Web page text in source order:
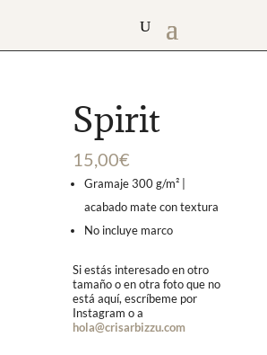
Spirit
15,00€
Gramaje 300 g/m² |
acabado mate con textura
No incluye marco
Si estás interesado en otro
tamaño o en otra foto que no
está aquí, escríbeme por
Instagram o a
hola@crisarbizzu.com